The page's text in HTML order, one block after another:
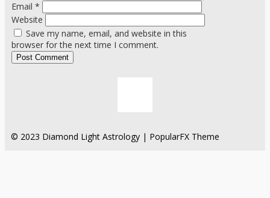
Email *
Website
Save my name, email, and website in this
browser for the next time I comment.
© 2023 Diamond Light Astrology | PopularFX Theme